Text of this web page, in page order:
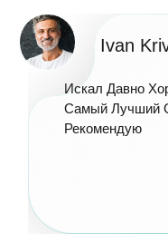
Ivan
Искал Давно
Самый Лучший
Рекомендую